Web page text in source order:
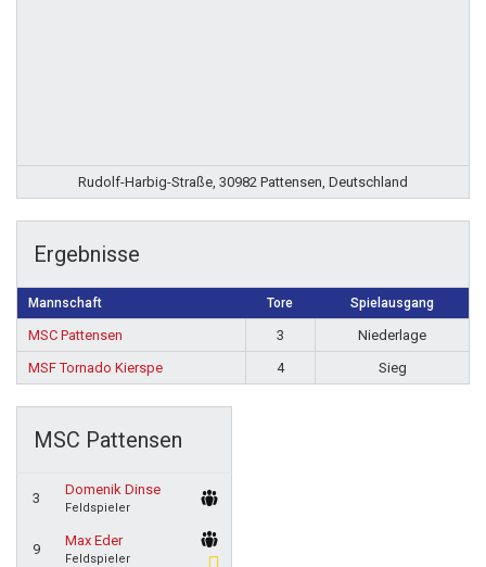
Rudolf-Harbig-Straße, 30982 Pattensen, Deutschland
Ergebnisse
Mannschaft Tore Spielausgang
MSC Pattensen 3
Niederlage
MSF Tornado Kierspe
4 Sieg
MSC Pattensen
3
Domenik Dinse
Feldspieler
9
Max Eder
Feldspieler